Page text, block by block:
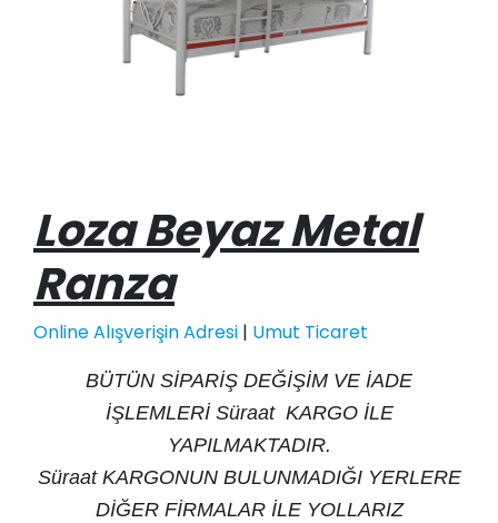
Loza Beyaz Metal
Ranza
Online Alışverişin Adresi | Umut Ticaret
BÜTÜN SİPARİŞ DEĞİŞİM VE İADE
İŞLEMLERİ Süraat KARGO İLE
YAPILMAKTADIR.
Süraat KARGONUN BULUNMADIĞI YERLERE
DİĞER FİRMALAR İLE YOLLARIZ